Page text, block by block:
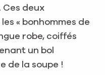
Ces deux
« bonhommes de
robe, coiffés
un bol
de la soupe !